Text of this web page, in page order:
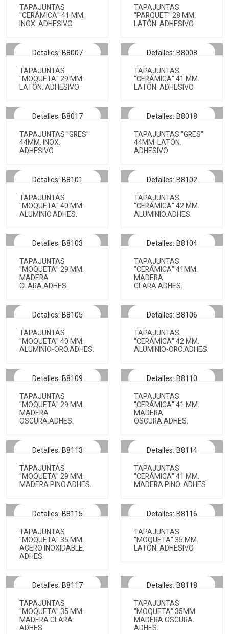
TAPAJUNTAS
"CERÁMICA" 41 MM.
INOX. ADHESIVO.
TAPAJUNTAS
"PARQUET" 28 MM.
LATÓN. ADHESIVO
Detalles: B8007
TAPAJUNTAS
"MOQUETA" 29 MM.
LATÓN. ADHESIVO
Detalles: B8008
TAPAJUNTAS
"CERÁMICA" 41 MM.
LATÓN. ADHESIVO
Detalles: B8017
TAPAJUNTAS "GRES"
44MM. INOX.
ADHESIVO
Detalles: B8018
TAPAJUNTAS "GRES"
44MM. LATÓN.
ADHESIVO
Detalles: B8101
TAPAJUNTAS
"MOQUETA" 40 MM.
ALUMINIO.ADHES.
Detalles: B8102
TAPAJUNTAS
"CERÁMICA" 42 MM.
ALUMINIO.ADHES.
Detalles: B8103
TAPAJUNTAS
"MOQUETA" 29 MM.
MADERA
CLARA.ADHES.
Detalles: B8104
TAPAJUNTAS
"CERÁMICA" 41MM.
MADERA
CLARA.ADHES.
Detalles: B8105
TAPAJUNTAS
"MOQUETA" 40 MM.
ALUMINIO-ORO.ADHES.
Detalles: B8106
TAPAJUNTAS
"CERÁMICA" 42 MM.
ALUMINIO-ORO.ADHES.
Detalles: B8109
TAPAJUNTAS
"MOQUETA" 29 MM.
MADERA
OSCURA.ADHES.
Detalles: B8110
TAPAJUNTAS
"CERÁMICA" 41 MM.
MADERA
OSCURA.ADHES.
Detalles: B8113
TAPAJUNTAS
"MOQUETA" 29 MM.
MADERA PINO.ADHES.
Detalles: B8114
TAPAJUNTAS
"CERÁMICA" 41 MM.
MADERA PINO. ADHES.
Detalles: B8115
TAPAJUNTAS
"MOQUETA" 35 MM.
ACERO INOXIDABLE.
ADHES.
Detalles: B8116
TAPAJUNTAS
"MOQUETA" 35 MM.
LATÓN. ADHESIVO
Detalles: B8117
TAPAJUNTAS
"MOQUETA" 35 MM.
MADERA CLARA.
ADHES.
Detalles: B8118
TAPAJUNTAS
"MOQUETA" 35MM.
MADERA OSCURA.
ADHES.